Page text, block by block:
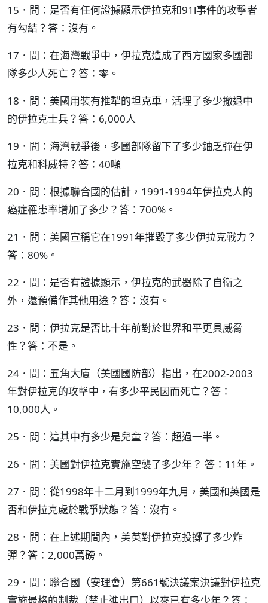
15．問：是否有任何證據顯示伊拉克和91l事件的攻擊者
有勾結？答：沒有。
17．問：在海灣戰爭中，伊拉克造成了西方國家多國部
隊多少人死亡？答：零。
18．問：美國用裝有推犁的坦克車，活埋了多少撤退中
的伊拉克士兵？答：6,000人
19．問：海灣戰爭後，多國部隊留下了多少鈾乏彈在伊
拉克和科威特？答：40噸
20．問：根據聯合國的估計，1991-1994年伊拉克人的
癌症罹患率增加了多少？答：700%。
21．問：美國宣稱它在1991年摧毀了多少伊拉克戰力？
答：80%。
22．問：是否有證據顯示，伊拉克的武器除了自衛之
外，還預備作其他用途？答：沒有。
23．問：伊拉克是否比十年前對於世界和平更具威脅
性？答：不是。
24．問：五角大廈（美國國防部）指出，在2002-2003
年對伊拉克的攻擊中，有多少平民因而死亡？答：
10,000人。
25．問：這其中有多少是兒童？答：超過一半。
26．問：美國對伊拉克實施空襲了多少年？ 答：11年。
27．問：從1998年十二月到1999年九月，美國和英國是
否和伊拉克處於戰爭狀態？答：沒有。
28．問：在上述期間內，美英對伊拉克投擲了多少炸
彈？答：2,000萬磅。
29．問：聯合國（安理會）第661號決議案決議對伊拉克